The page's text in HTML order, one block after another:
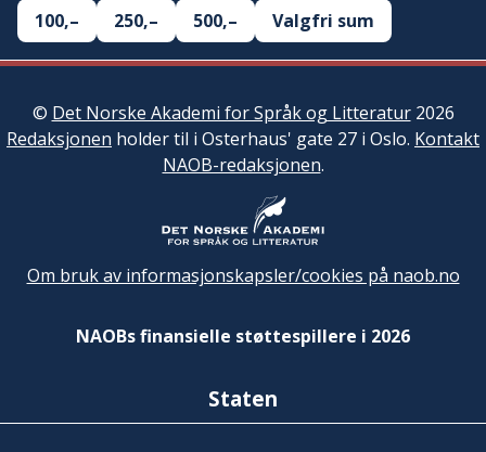
100,–
250,– 500,– Valgfri sum
© Det Norske Akademi for Språk og Litteratur2026
Redaksjonen holder til i Osterhaus' gate 27 i Oslo. Kontakt
NAOB-redaksjonen.
Om bruk av informasjonskapsler/cookies på naob.no
NAOBs finansielle støttespillere i 2026
Staten